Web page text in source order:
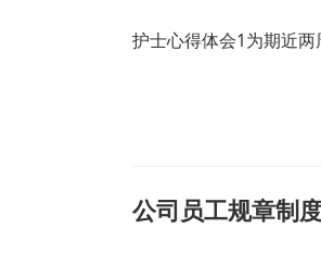
护士心得体会1为期近
公司员工规章制